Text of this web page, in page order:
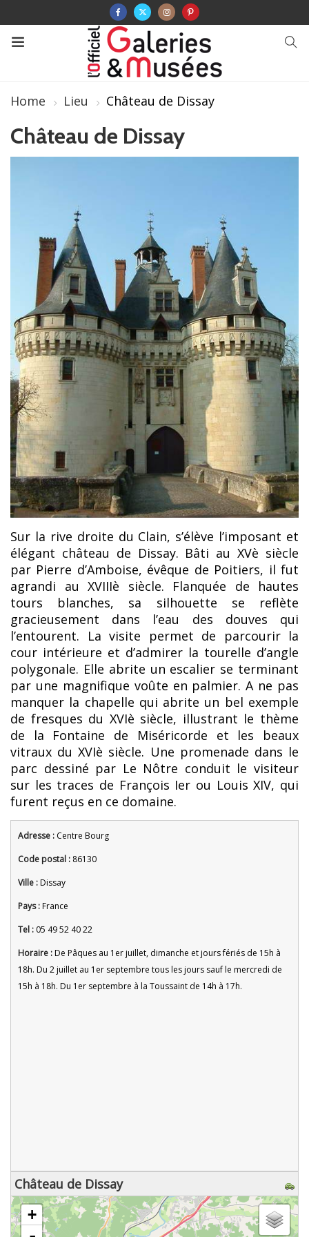
Home Lieu Château de Dissay
Château de Dissay
Sur la rive droite du Clain, s’élève l’imposant et
élégant château de Dissay. Bâti au XVè siècle
par Pierre d’Amboise, évêque de Poitiers, il fut
agrandi au XVIIIè siècle. Flanquée de hautes
tours blanches, sa silhouette se reflète
gracieusement dans l’eau des douves qui
l’entourent. La visite permet de parcourir la
cour intérieure et d’admirer la tourelle d’angle
polygonale. Elle abrite un escalier se terminant
par une magnifique voûte en palmier. A ne pas
manquer la chapelle qui abrite un bel exemple
de fresques du XVIè siècle, illustrant le thème
de la Fontaine de Miséricorde et les beaux
vitraux du XVIè siècle. Une promenade dans le
parc dessiné par Le Nôtre conduit le visiteur
sur les traces de François Ier ou Louis XIV, qui
furent reçus en ce domaine.
Adresse : Centre Bourg
Code postal : 86130
Ville :Dissay
Pays :France
Tel : 05 49 52 40 22
Horaire :De Pâques au 1er juillet, dimanche et jours fériés de 15h à
18h. Du 2 juillet au 1er septembre tous les jours sauf le mercredi de
15h à 18h. Du 1er septembre à la Toussaint de 14h à 17h.
Château de Dissay
chargement de la carte - veuillez patienter...
+